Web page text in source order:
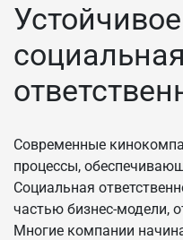
социальная
Современные
процессы,
Социальная
частью бизнес-модели,
Многие компании